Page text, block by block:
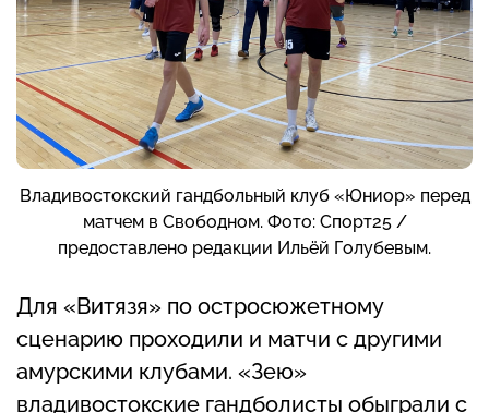
Владивостокский гандбольный клуб «Юниор» перед
матчем в Свободном. Фото: Спорт25 /
предоставлено редакции Ильёй Голубевым.
Для «Витязя» по остросюжетному
сценарию проходили и матчи с другими
амурскими клубами. «Зею»
владивостокские гандболисты обыграли с